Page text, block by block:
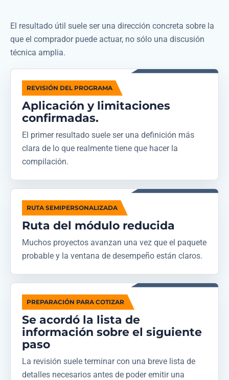
El resultado útil suele ser una dirección concreta sobre la
que el comprador puede actuar, no sólo una discusión
técnica amplia.
REVISIÓN DEL PROGRAMA
Aplicación y limitaciones
confirmadas.
El primer resultado suele ser una definición más
clara de lo que realmente tiene que hacer la
compilación.
RUTA SEMIPERSONALIZADA
Ruta del módulo reducida
Muchos proyectos avanzan una vez que el paquete
probable y la ventana de desempeño están claros.
PREPARACIÓN PARA COTIZAR
Se acordó la lista de
información sobre el siguiente
paso
La revisión suele terminar con una breve lista de
detalles necesarios antes de poder emitir una